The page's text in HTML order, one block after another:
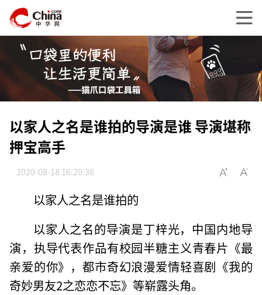
以家人之名是谁拍的导演是谁 导演堪称
押宝高手
2020-08-18 16:20:36
以家人之名是谁拍的
以家人之名的导演是丁梓光，中国内地导
演，执导代表作品有校园半糖主义青春片《最
亲爱的你》，都市奇幻浪漫爱情轻喜剧《我的
奇妙男友2之恋恋不忘》等崭露头角。